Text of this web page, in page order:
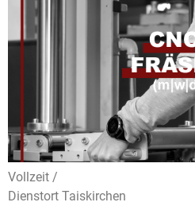
Vollzeit /
Dienstort Taiskirchen